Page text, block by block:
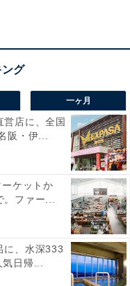
と高評価。一方で、
やすさを重視する人
す。
】サムソナイト
価格で登場中【1月
一ヶ月
営店に、全国
阪・伊...
ーケットか
ファー...
に、水深333
日帰...